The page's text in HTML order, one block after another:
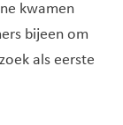
kwamen
bijeen om
als eerste